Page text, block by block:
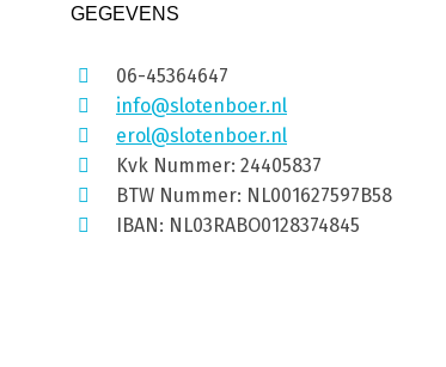
GEGEVENS
06-45364647
info@slotenboer.nl
erol@slotenboer.nl
Kvk Nummer: 24405837
BTW Nummer: NL001627597B58
IBAN: NL03RABO0128374845